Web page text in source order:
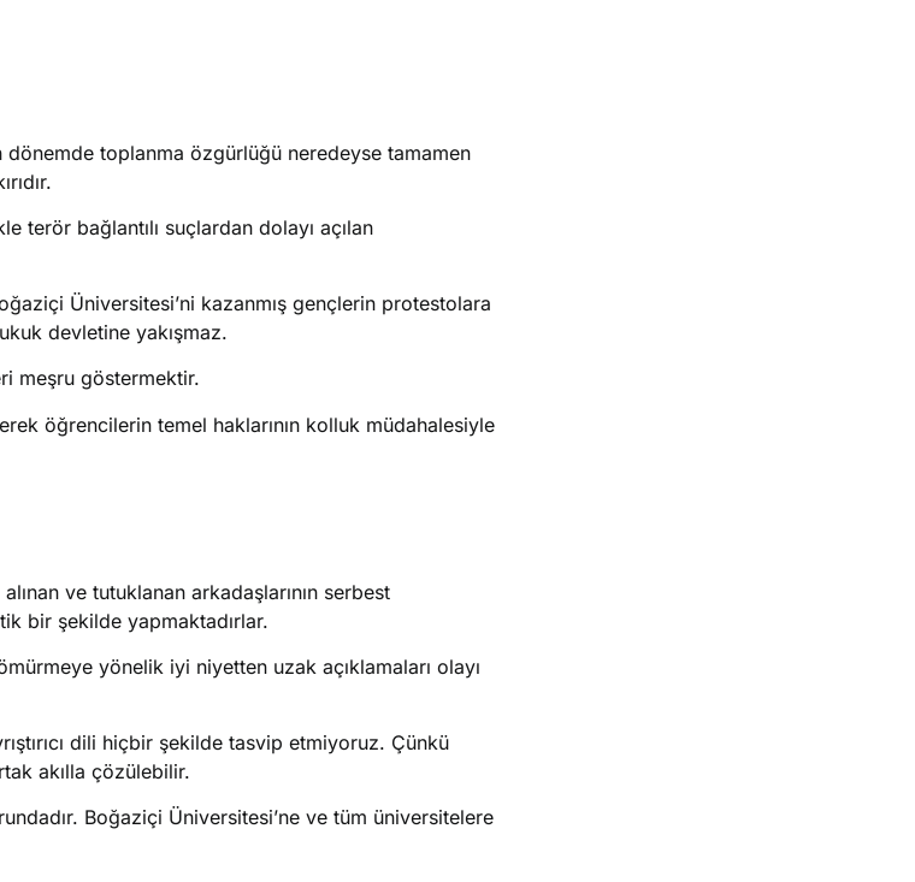
dönemde toplanma özgürlüğü neredeyse tamamen
terör bağlantılı suçlardan dolayı açılan
Üniversitesi’ni kazanmış gençlerin protestolara
devletine yakışmaz.
meşru göstermektir.
öğrencilerin temel haklarının kolluk müdahalesiyle
ve tutuklanan arkadaşlarının serbest
bir şekilde yapmaktadırlar.
yönelik iyi niyetten uzak açıklamaları olayı
dili hiçbir şekilde tasvip etmiyoruz. Çünkü
akılla çözülebilir.
Boğaziçi Üniversitesi’ne ve tüm üniversitelere